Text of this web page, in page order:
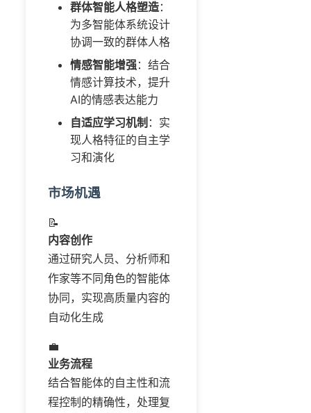
群体智能人格塑造：
为多智能体系统设计
协调一致的群体人格
情感智能增强：结合
情感计算技术，提升
AI的情感表达能力
自适应学习机制 ：实
现人格特征的自主学
习和演化
市场机遇
📝
内容创作
通过研究人员、分析师和
作家等不同角色的智能体
协同，实现高质量内容的
自动化生成
💼
业务流程
结合智能体的自主性和流
程控制的精确性，处理复